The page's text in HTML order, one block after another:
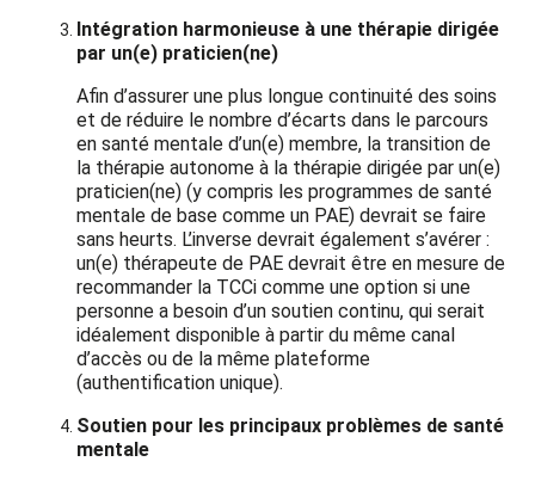
Intégration harmonieuse à une thérapie dirigée
par un(e) praticien(ne)
Afin d’assurer une plus longue continuité des soins
et de réduire le nombre d’écarts dans le parcours
en santé mentale d’un(e) membre, la transition de
la thérapie autonome à la thérapie dirigée par un(e)
praticien(ne) (y compris les programmes de santé
mentale de base comme un PAE) devrait se faire
sans heurts. L’inverse devrait également s’avérer :
un(e) thérapeute de PAE devrait être en mesure de
recommander la TCCi comme une option si une
personne a besoin d’un soutien continu, qui serait
idéalement disponible à partir du même canal
d’accès ou de la même plateforme
(authentification unique).
Soutien pour les principaux problèmes de santé
mentale